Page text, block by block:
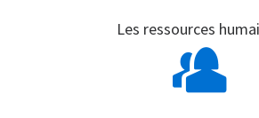
Les ressources